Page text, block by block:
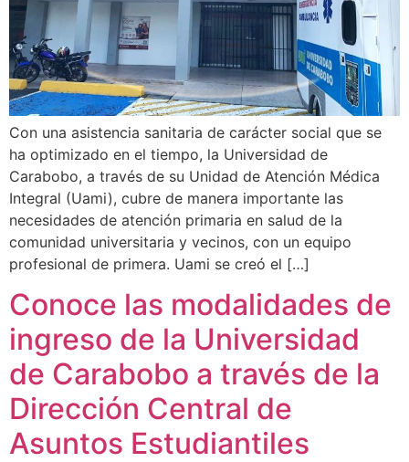
Con una asistencia sanitaria de carácter social que se
ha optimizado en el tiempo, la Universidad de
Carabobo, a través de su Unidad de Atención Médica
Integral (Uami), cubre de manera importante las
necesidades de atención primaria en salud de la
comunidad universitaria y vecinos, con un equipo
profesional de primera. Uami se creó el […]
Conoce las modalidades de
ingreso de la Universidad
de Carabobo a través de la
Dirección Central de
Asuntos Estudiantiles